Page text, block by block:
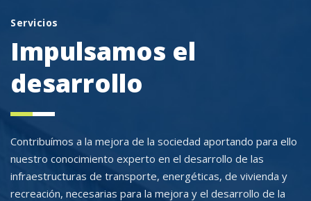
Servicios
Impulsamos el
desarrollo
Contribuímos a la mejora de la sociedad aportando para ello
nuestro conocimiento experto en el desarrollo de las
infraestructuras de transporte, energéticas, de vivienda y
recreación, necesarias para la mejora y el desarrollo de la